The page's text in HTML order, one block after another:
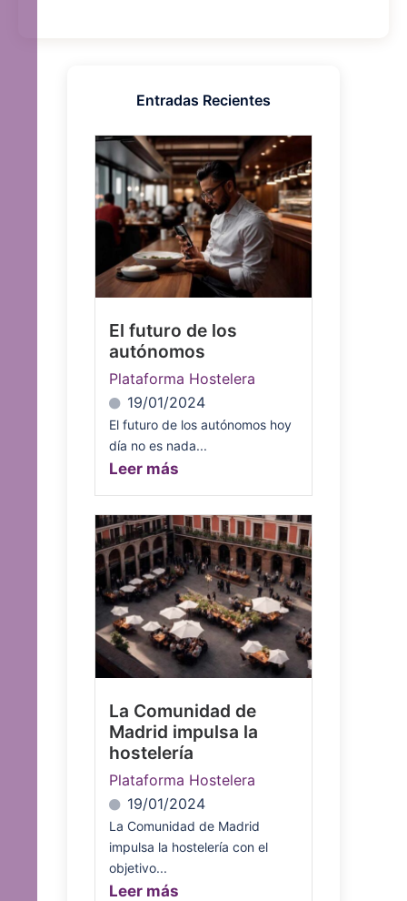
Entradas Recientes
El futuro de los
autónomos
Plataforma Hostelera
19/01/2024
El futuro de los autónomos hoy
día no es nada...
Leer más
La Comunidad de
Madrid impulsa la
hostelería
Plataforma Hostelera
19/01/2024
La Comunidad de Madrid
impulsa la hostelería con el
objetivo...
Leer más